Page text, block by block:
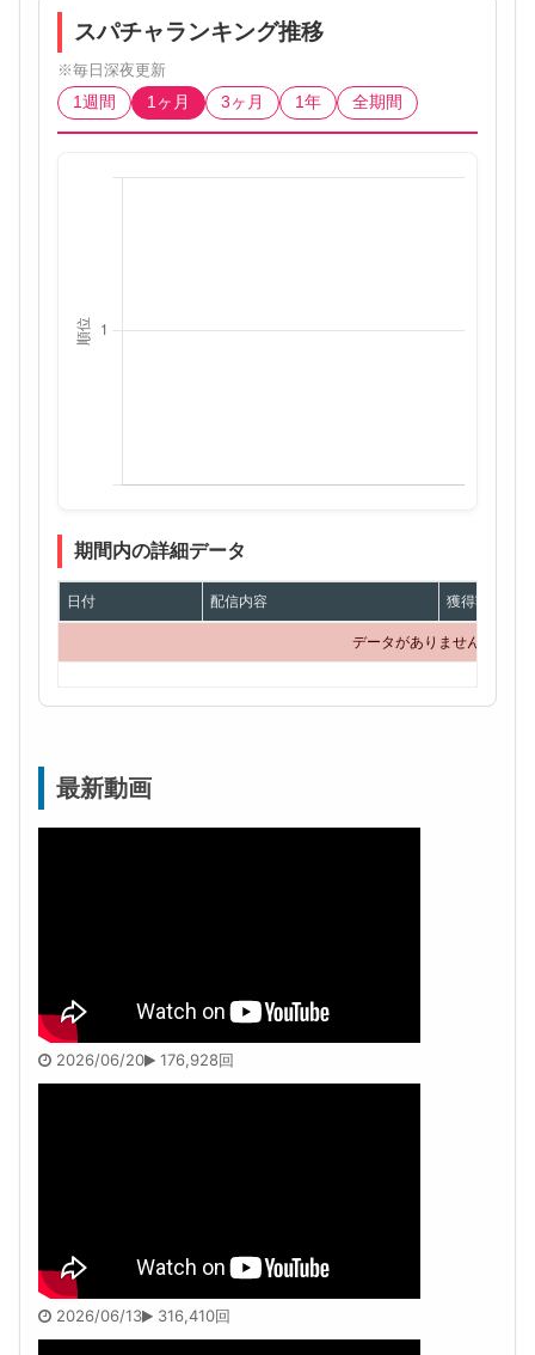
スパチャランキング推移
※毎日深夜更新
1週間
1ヶ月 3ヶ月 1年 全期間
期間内の詳細データ
日付 配信内容 獲得額
データがありません
最新動画
2026/06/20 176,928回
2026/06/13 316,410回